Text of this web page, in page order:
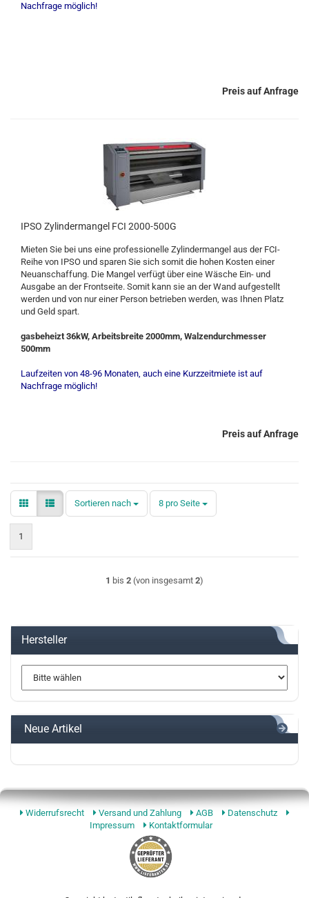
Nachfrage möglich!
Preis auf Anfrage
IPSO Zylindermangel FCI 2000-500G
Mieten Sie bei uns eine professionelle Zylindermangel aus der FCI-
Reihe von IPSO und sparen Sie sich somit die hohen Kosten einer
Neuanschaffung. Die Mangel verfügt über eine Wäsche Ein- und
Ausgabe an der Frontseite. Somit kann sie an der Wand aufgestellt
werden und von nur einer Person betrieben werden, was Ihnen Platz
und Geld spart.
gasbeheizt 36kW, Arbeitsbreite 2000mm, Walzendurchmesser
500mm
Laufzeiten von 48-96 Monaten, auch eine Kurzzeitmiete ist auf
Nachfrage möglich!
Preis auf Anfrage
Sortieren nach
Sortieren nach 8 pro Seite
pro Seite
1
1 bis 2 (von insgesamt 2)
Hersteller
Neue Artikel
Widerrufsrecht Versand und Zahlung AGB
Datenschutz
Impressum
Kontaktformular